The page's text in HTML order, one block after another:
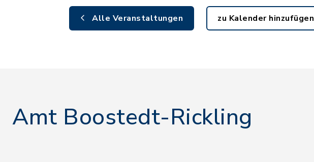
Alle Veranstaltungen zu Kalender hinzufügen
Amt Boostedt-Rickling